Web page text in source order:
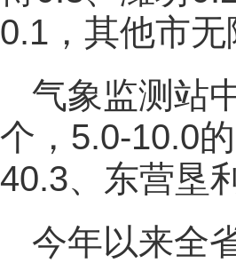
0.1，其他市无
气象监测站
个，5.0-10.0
40.3、东营垦
今年以来全